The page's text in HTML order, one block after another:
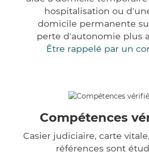
hospitalisation ou
domicile permanente
perte d'autonomie plus
Être rappelé par un
Compétences
Casier judiciaire, carte
références sont